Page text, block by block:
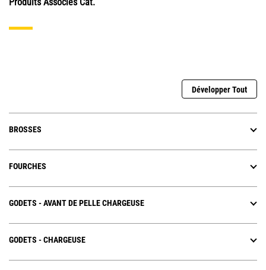
Développer Tout
BROSSES
FOURCHES
GODETS - AVANT DE PELLE CHARGEUSE
GODETS - CHARGEUSE